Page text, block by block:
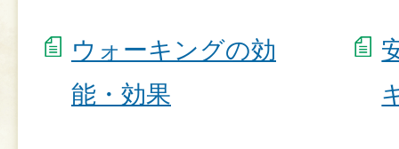
ウォーキングの効
能・効果